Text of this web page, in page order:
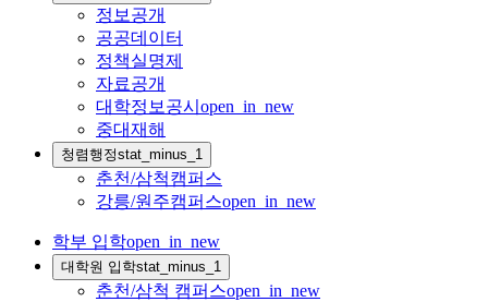
정보공개
공공데이터
정책실명제
자료공개
대학정보공시 open_in_new
중대재해
청렴행정stat_minus_1
춘천/삼척캠퍼스
강릉/원주캠퍼스open_in_new
학부 입학open_in_new
대학원 입학stat_minus_1
춘천/삼척 캠퍼스open_in_new